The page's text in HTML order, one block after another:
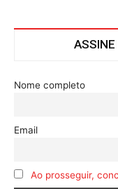
Nome completo
Email
Ao prosseguir,